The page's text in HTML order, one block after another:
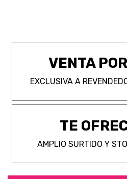
VENTA
EXCLUSIVA A
TE
AMPLIO SURTIDO Y